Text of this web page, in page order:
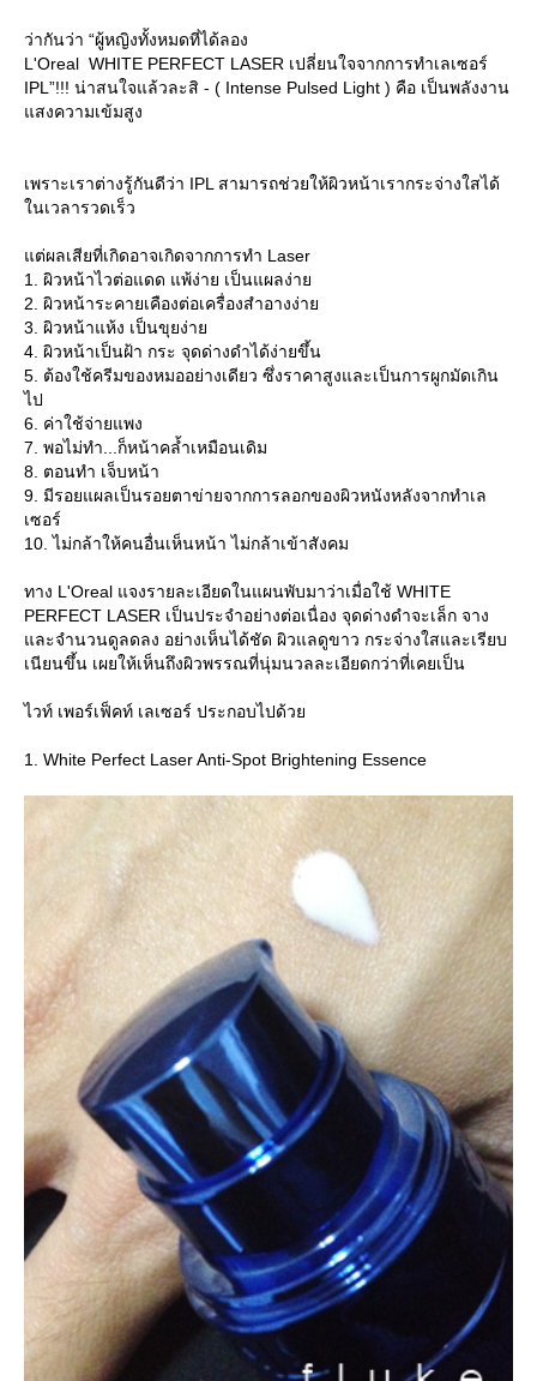
ว่ากันว่า “ผู้หญิงทั้งหมดที่ได้ลอง
L'Oreal WHITE PERFECT LASER เปลี่ยนใจจากการทำเลเซอร์
IPL”!!! น่าสนใจแล้วละสิ - ( Intense Pulsed Light ) คือ เป็นพลังงาน
สงความเข้มสูง
เพราะเราต่างรู้กันดีว่า IPL สามารถช่วยให้ผิวหน้าเรากระจ่างใสได้
นเวลารวดเร็ว
ต่ผลเสียที่เกิดอาจเกิดจากการทำ Laser
1. ผิวหน้าไวต่อแดด แพ้ง่าย เป็นแผลง่า
2. ผิวหน้าระคายเคืองต่อเครื่องสำอางง่า
3. ผิวหน้าแห้ง เป็นขุยง่า
4. ผิวหน้าเป็นฝ้า กระ จุดด่างดำได้ง่ายขึ้น
5. ต้องใช้ครีมของหมออย่างเดียว ซึ่งราคาสูงและเป็นการผูกมัดเกิน
ไป
6. ค่าใช้จ่ายแพง
7. พอไม่ทำ...ก็หน้าคล้ำเหมือนเดิม
8. ตอนทำ เจ็บหน้า
9. มีรอยแผลเป็นรอยตาข่ายจากการลอกของผิวหนังหลังจากทำเล
เซอร์
10. ไม่กล้าให้คนอื่นเห็นหน้า ไม่กล้าเข้าสังคม
ทาง L'Oreal แจงรายละเอียดในแผนพับมาว่าเมื่อใช้ WHITE
PERFECT LASER เป็นประจำอย่างต่อเนื่อง จุดด่างดำจะเล็ก จาง
ละจำนวนดูลดลง อย่างเห็นได้ชัด ผิวแลดูขาว กระจ่างใสและเรียบ
เนียนขึ้น เผยให้เห็นถึงผิวพรรณที่นุ่มนวลละเอียดกว่าที่เคยเป็น
ไวท์ เพอร์เฟ็คท์ เลเซอร์ ประกอบไปด้ว
1. White Perfect Laser Anti-Spot Brightening Essence